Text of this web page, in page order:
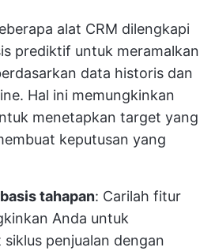
alat CRM dilengkapi
prediktif untuk meramalkan
data historis dan
Hal ini memungkinkan
menetapkan target yang
keputusan yang
tahapan: Carilah fitur
Anda untuk
penjualan dengan